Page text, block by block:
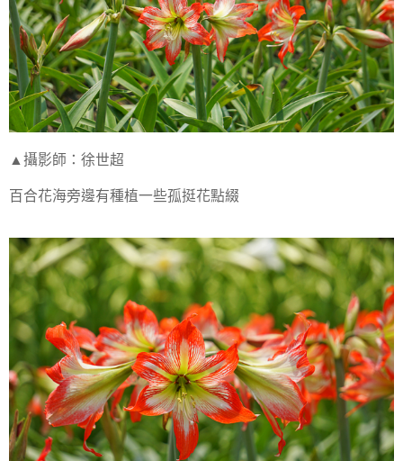
▲攝影師：徐世超
百合花海旁邊有種植一些孤挺花點綴